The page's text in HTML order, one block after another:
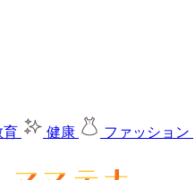
育 健康 ファッション